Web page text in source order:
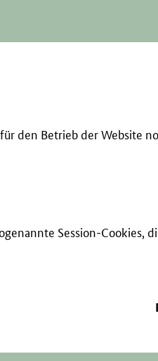
den Betrieb der Website
Session-Cookies,